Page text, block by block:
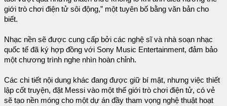
giới trò chơi điện tử sôi động,” một tuyên bố bằng văn bản cho
biết.
Nhạc nền sẽ được cung cấp bởi các nghệ sĩ và nhà soạn nhạc
quốc tế đã ký hợp đồng với Sony Music Entertainment, đảm bảo
một chương trình nghe nhìn hoàn chỉnh.
Các chi tiết nội dung khác đang được giữ bí mật, nhưng việc thiết
lập cốt truyện, đặt Messi vào một thế giới trò chơi điện tử, có vẻ
sẽ tạo nền móng cho một dự án đầy tham vọng nghệ thuật hoạt